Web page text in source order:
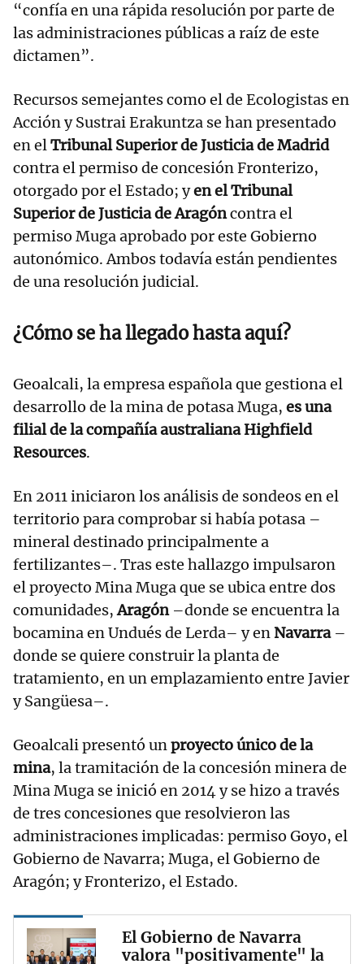
“confía en una rápida resolución por parte de
las administraciones públicas a raíz de este
dictamen”.
Recursos semejantes como el de Ecologistas en
Acción y Sustrai Erakuntza se han presentado
en elTribunal Superior de Justicia de Madrid
contra el permiso de concesión Fronterizo,
otorgado por el Estado; yen el Tribunal
Superior de Justicia de Aragóncontra el
permiso Muga aprobado por este Gobierno
autonómico. Ambos todavía están pendientes
de una resolución judicial.
¿Cómo se ha llegado hasta aquí?
Geoalcali, la empresa española que gestiona el
desarrollo de la mina de potasa Muga, es una
filial de la compañía australiana Highfield
Resources.
En 2011 iniciaron los análisis de sondeos en el
territorio para comprobar si había potasa –
mineral destinado principalmente a
fertilizantes–. Tras este hallazgo impulsaron
el proyecto Mina Muga que se ubica entre dos
comunidades,Aragón–donde se encuentra la
bocamina en Undués de Lerda– y en Navarra–
donde se quiere construir la planta de
tratamiento, en un emplazamiento entre Javier
y Sangüesa–.
Geoalcali presentó unproyecto único de la
mina, la tramitación de la concesión minera de
Mina Muga se inició en 2014 y se hizo a través
de tres concesiones que resolvieron las
administraciones implicadas: permiso Goyo, el
Gobierno de Navarra; Muga, el Gobierno de
Aragón; y Fronterizo, el Estado.
El Gobierno de Navarra
valora "positivamente" la